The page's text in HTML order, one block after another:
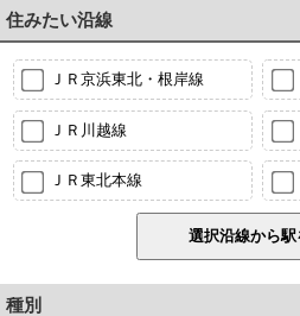
住みたい沿線
ＪＲ京浜東北・根岸線
ＪＲ川越線
ＪＲ東北本線
種別